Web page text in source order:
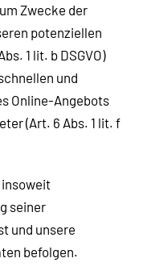
Zwecke der
potenziellen
1 lit. b DSGVO)
und
Online-Angebots
(Art. 6 Abs. 1 lit. f
insoweit
seiner
und unsere
befolgen.